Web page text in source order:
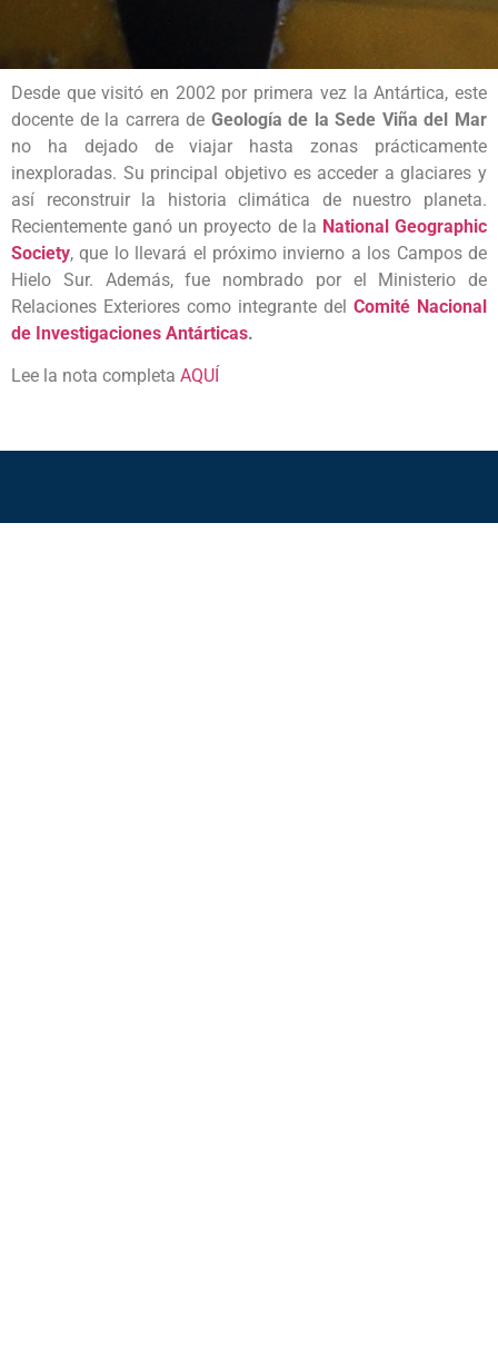
Desde que visitó en 2002 por primera vez la Antártica, este
docente de la carrera de Geología de la Sede Viña del Mar
no ha dejado de viajar hasta zonas prácticamente
inexploradas. Su principal objetivo es acceder a glaciares y
así reconstruir la historia climática de nuestro planeta.
Recientemente ganó un proyecto de la National Geographic
Society, que lo llevará el próximo invierno a los Campos de
Hielo Sur. Además, fue nombrado por el Ministerio de
Relaciones Exteriores como integrante del Comité Nacional
de Investigaciones Antárticas.
Lee la nota completa AQUÍ